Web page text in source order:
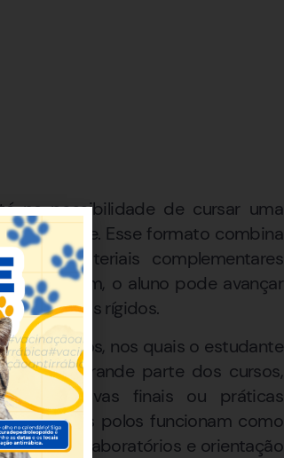
na possibilidade de cursar uma
estudante. Esse formato combina
e materiais complementares
Assim, o aluno pode avançar
de horários rígidos.
intuitivos, nos quais o estudante
Em grande parte dos cursos,
como provas finais ou práticas
Esses polos funcionam como
laboratórios e orientação